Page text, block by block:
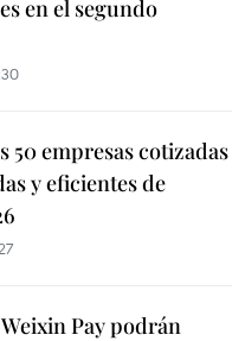
en el segundo
50 empresas cotizadas
y eficientes de
Pay podrán